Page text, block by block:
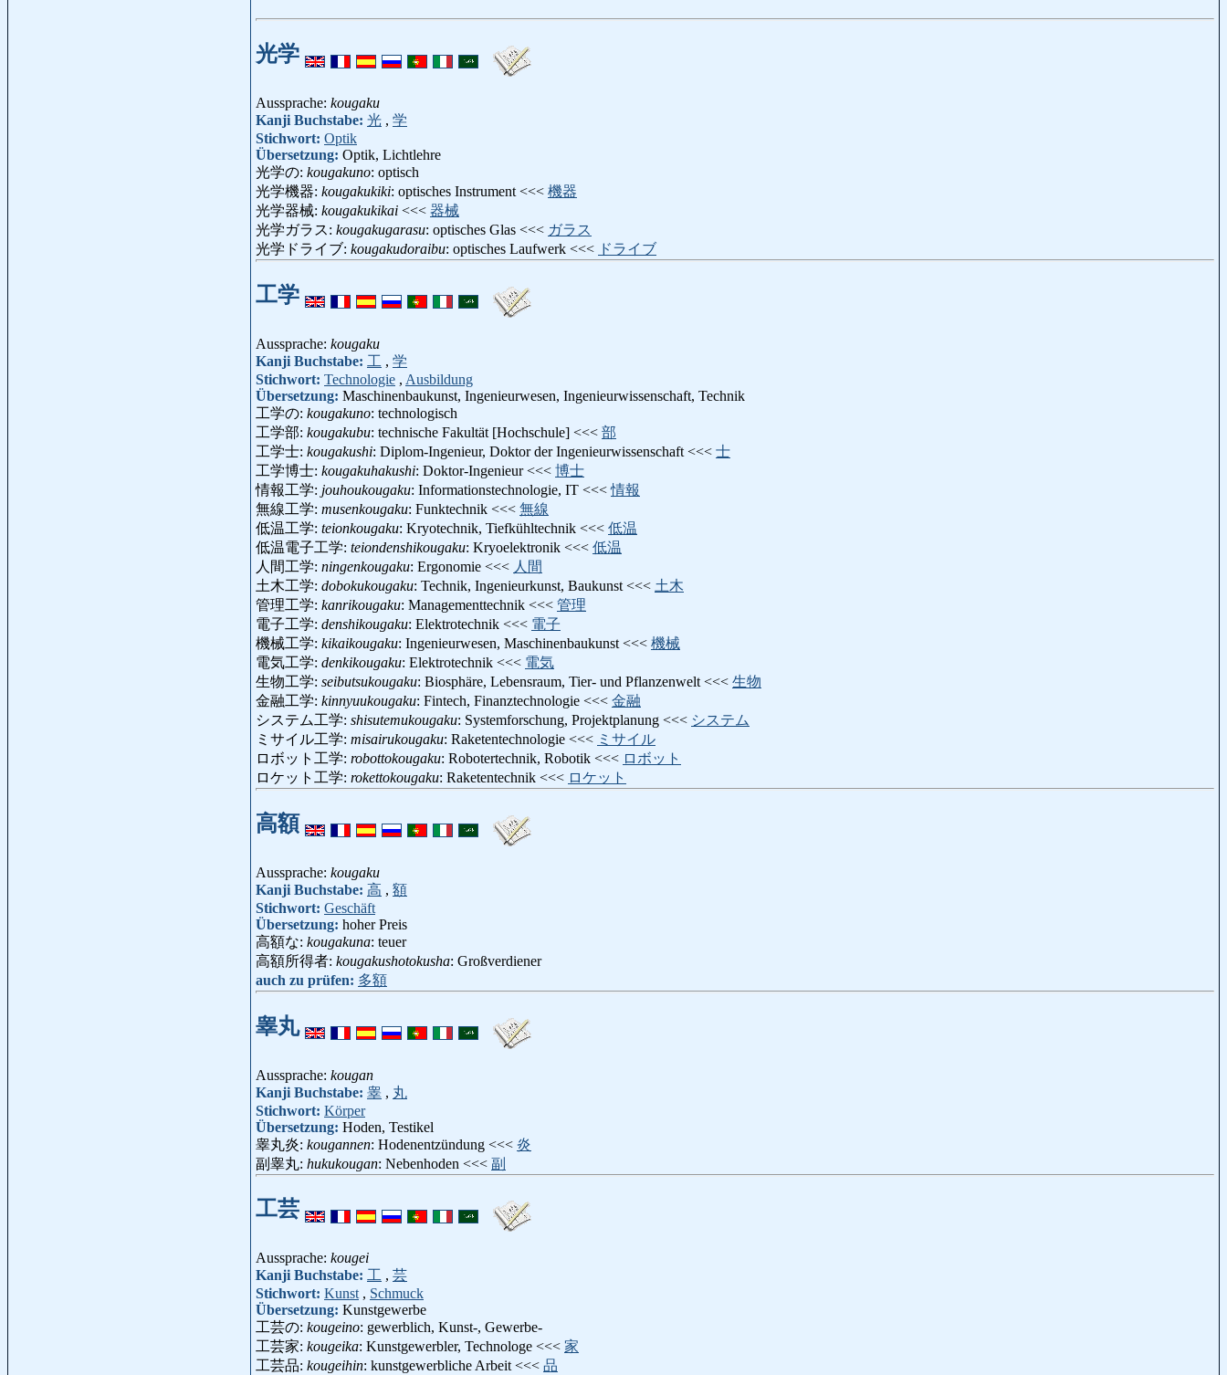
光学
Aussprache: kougaku
Kanji Buchstabe: 光 , 学
Stichwort: Optik
Übersetzung: Optik, Lichtlehre
光学の: kougakuno: optisch
光学機器: kougakukiki: optisches Instrument <<< 機器
光学器械: kougakukikai <<< 器械
光学ガラス: kougakugarasu: optisches Glas <<< ガラス
光学ドライブ: kougakudoraibu: optisches Laufwerk <<< ドライブ
工学
Aussprache: kougaku
Kanji Buchstabe: 工 , 学
Stichwort: Technologie , Ausbildung
Übersetzung: Maschinenbaukunst, Ingenieurwesen, Ingenieurwissenschaft, Technik
工学の: kougakuno: technologisch
工学部: kougakubu: technische Fakultät [Hochschule] <<< 部
工学士: kougakushi: Diplom-Ingenieur, Doktor der Ingenieurwissenschaft <<< 士
工学博士: kougakuhakushi: Doktor-Ingenieur <<< 博士
情報工学: jouhoukougaku: Informationstechnologie, IT <<<情報
無線工学: musenkougaku: Funktechnik <<< 無線
低温工学: teionkougaku: Kryotechnik, Tiefkühltechnik <<< 低温
低温電子工学: teiondenshikougaku: Kryoelektronik <<< 低温
人間工学: ningenkougaku: Ergonomie <<< 人間
土木工学: dobokukougaku: Technik, Ingenieurkunst, Baukunst <<< 土木
管理工学: kanrikougaku: Managementtechnik <<< 管理
電子工学: denshikougaku: Elektrotechnik <<< 電子
機械工学: kikaikougaku: Ingenieurwesen, Maschinenbaukunst <<< 機械
電気工学: denkikougaku: Elektrotechnik <<< 電気
生物工学: seibutsukougaku: Biosphäre, Lebensraum, Tier- und Pflanzenwelt <<< 生物
金融工学: kinnyuukougaku: Fintech, Finanztechnologie <<< 金融
システム工学: shisutemukougaku: Systemforschung, Projektplanung <<< システム
ミサイル工学: misairukougaku: Raketentechnologie <<< ミサイル
ロボット工学: robottokougaku: Robotertechnik, Robotik <<< ロボット
ロケット工学: rokettokougaku: Raketentechnik <<< ロケット
高額
Aussprache: kougaku
Kanji Buchstabe: 高 , 額
Stichwort: Geschäft
Übersetzung: hoher Preis
高額な: kougakuna: teuer
高額所得者: kougakushotokusha: Großverdiener
auch zu prüfen: 多額
睾丸
Aussprache: kougan
Kanji Buchstabe: 睾 , 丸
Stichwort: Körper
Übersetzung: Hoden, Testikel
睾丸炎: kougannen: Hodenentzündung <<< 炎
副睾丸: hukukougan: Nebenhoden <<< 副
工芸
Aussprache: kougei
Kanji Buchstabe: 工 , 芸
Stichwort: Kunst , Schmuck
Übersetzung: Kunstgewerbe
工芸の: kougeino: gewerblich, Kunst-, Gewerbe-
工芸家: kougeika: Kunstgewerbler, Technologe <<< 家
工芸品: kougeihin: kunstgewerbliche Arbeit <<< 品